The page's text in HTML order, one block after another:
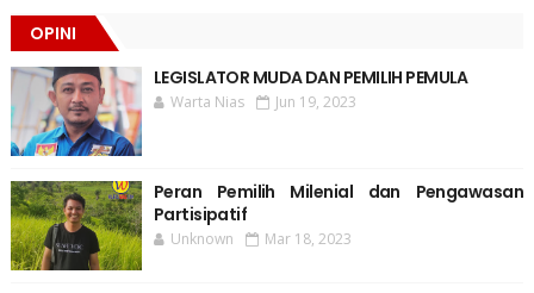
OPINI
LEGISLATOR MUDA DAN PEMILIH PEMULA
Warta Nias Jun 19, 2023
Peran Pemilih Milenial dan Pengawasan
Partisipatif
Unknown Mar 18, 2023